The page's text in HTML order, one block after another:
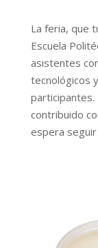
La feria, que
Escuela
asistentes
tecnológicos
participantes.
contribuido
espera seguir